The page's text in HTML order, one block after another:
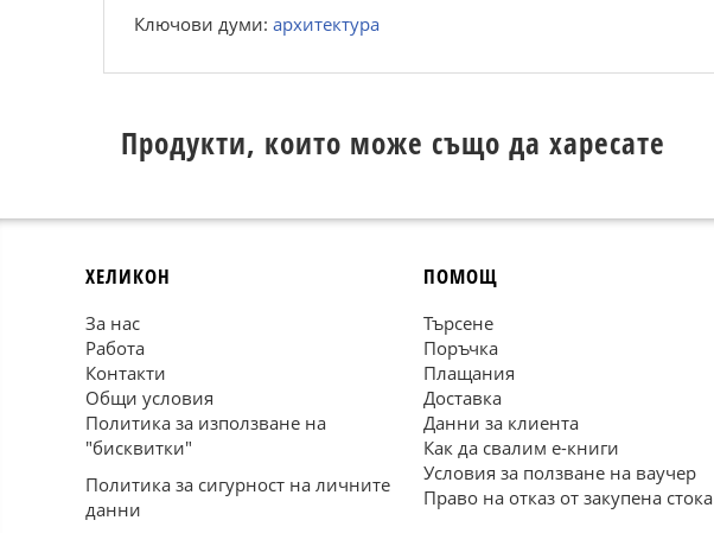
Ключови думи: архитектура
Продукти, които може също да харесате
ХЕЛИКОН
За нас
Работа
Контакти
Общи условия
Политика за използване на
"бисквитки"
Политика за сигурност на личните
данни
ПОМОЩ
Търсене
Поръчка
Плащания
Доставка
Данни за клиента
Как да свалим е-книги
Условия за ползване на ваучер
Право на отказ от закупена стока